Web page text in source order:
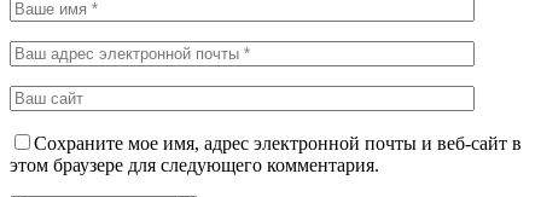
Сохраните мое имя, адрес электронной почты и веб-сайт в
этом браузере для следующего комментария.